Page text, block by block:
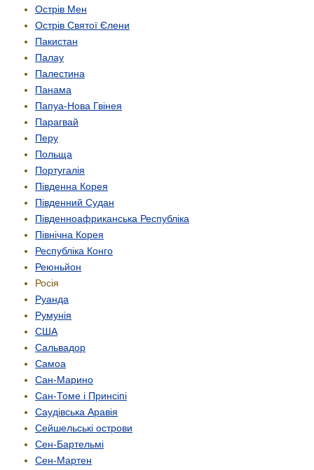
Острів Мен
Острів Святої Єлени
Пакистан
Палау
Палестина
Панама
Папуа-Нова Гвінея
Парагвай
Перу
Польща
Португалія
Південна Корея
Південний Судан
Південно­африканська Республіка
Північна Корея
Республіка Конго
Реюньйон
Росія
Руанда
Румунія
США
Сальвадор
Самоа
Сан-Марино
Сан-Томе і Принсіпі
Саудівська Аравія
Сейшельські острови
Сен-Бартельмі
Сен-Мартен